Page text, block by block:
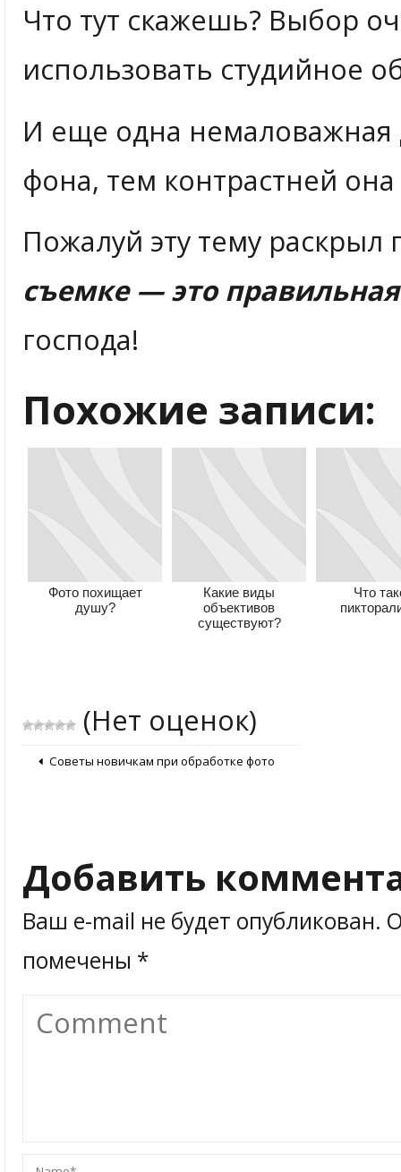
Что тут скажешь? Выбор
использовать студийное
И еще одна немаловажная
фона, тем контрастней
Пожалуй эту тему
съемке — это
господа!
Похожие записи:
Фото похищает
душу?
Какие виды
объективов
существуют?
Что
(Нет оценок)
Советы новичкам при обработке фото
Добавить
Ваш e-mail не будет опубликован.
помечены *